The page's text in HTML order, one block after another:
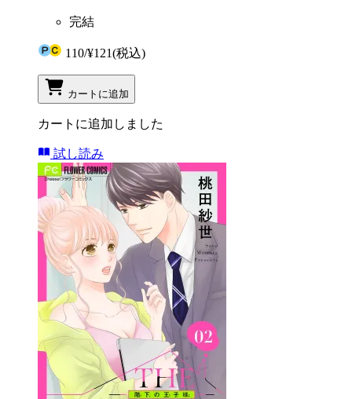
完結
110/¥121(税込)
カートに追加
カートに追加しました
試し読み